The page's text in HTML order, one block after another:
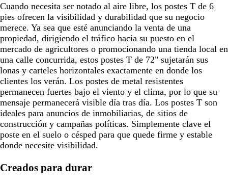
Cuando necesita ser notado al aire libre, los postes T de 6
pies ofrecen la visibilidad y durabilidad que su negocio
merece. Ya sea que esté anunciando la venta de una
propiedad, dirigiendo el tráfico hacia su puesto en el
mercado de agricultores o promocionando una tienda local en
una calle concurrida, estos postes T de 72" sujetarán sus
lonas y carteles horizontales exactamente en donde los
clientes los verán. Los postes de metal resistentes
permanecen fuertes bajo el viento y el clima, por lo que su
mensaje permanecerá visible día tras día. Los postes T son
ideales para anuncios de inmobiliarias, de sitios de
construcción y campañas políticas. Simplemente clave el
poste en el suelo o césped para que quede firme y estable
donde necesite visibilidad.
Creados para durar